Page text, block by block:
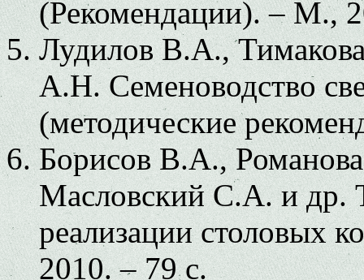
(Рекомендации). – М.,
Лудилов В.А.,
А.Н. Семеноводство
(методические
Борисов В.А.,
Масловский С.А. и др.
реализации столовых
2010. – 79 с.